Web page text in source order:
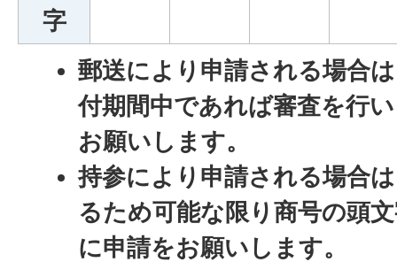
字
郵送により申請される場合
付期間中であれば審査を行
お願いします。
持参により申請される場合
るため可能な限り商号の頭
に申請をお願いします。